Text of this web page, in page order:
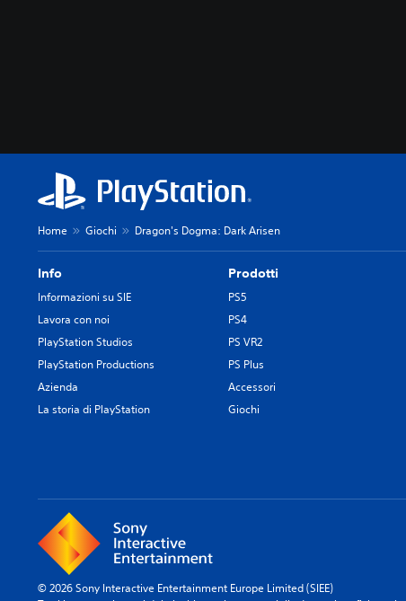
Home Giochi Dragon's Dogma: Dark Arisen
Info
Informazioni su SIE
Lavora con noi
PlayStation Studios
PlayStation Productions
Azienda
La storia di PlayStation
Prodotti
PS5
PS4
PS VR2
PS Plus
Accessori
Giochi
© 2026 Sony Interactive Entertainment Europe Limited (SIEE)